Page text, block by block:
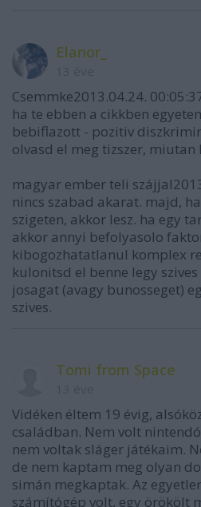
Elanor_
Csemmke2013.04.24.
ha te ebben a cikkben
bebiflazott - pozitiv
olvasd el meg tizszer,
magyar ember teli
nincs szabad akarat. majd,
szigeten, akkor lesz. ha egy
akkor annyi befolyasolo
kibogozhatatlanul komplex
kulonitsd el benne legy
josagat (avagy bunosseget)
szives.
Tomi from Space
Vidéken éltem 19 évig,
családban. Nem volt
nem voltak sláger játékaim.
de nem kaptam meg olyan
simán megkaptak. Az
számítógép volt, egy örökölt